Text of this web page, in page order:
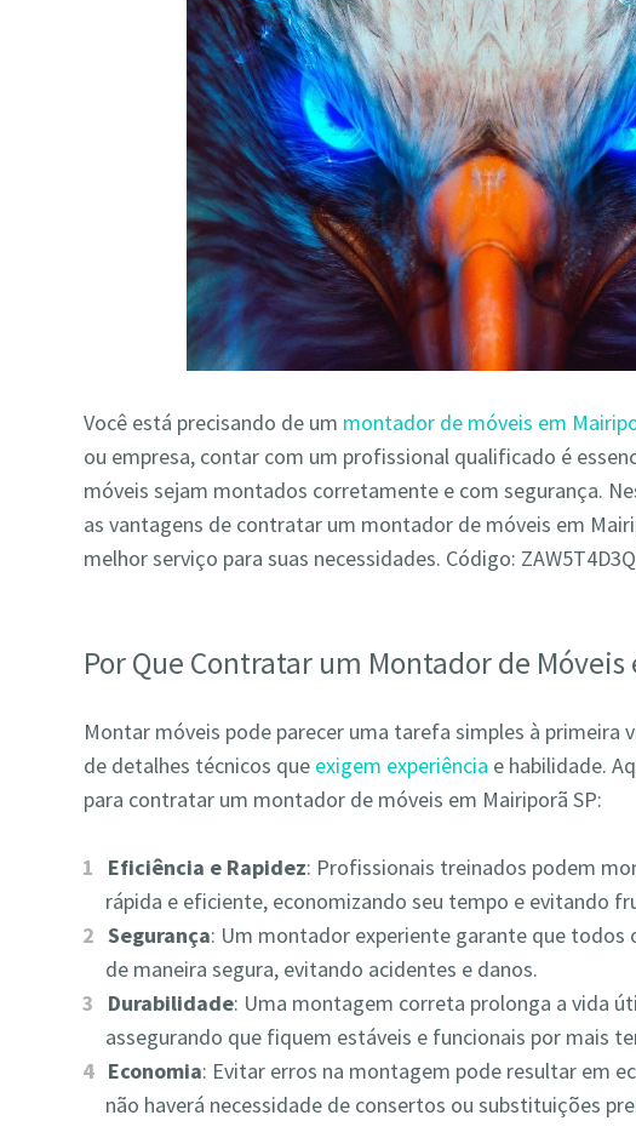
Você está precisando de um montador de móveis em
ou empresa, contar com um profissional qualificado é
móveis sejam montados corretamente e com segurança.
as vantagens de contratar um montador de móveis em
melhor serviço para suas necessidades. Código:
Por Que Contratar um Montador de Móveis
Montar móveis pode parecer uma tarefa simples à primeira
de detalhes técnicos que exigem experiência e habilidade.
para contratar um montador de móveis em Mairiporã SP:
Eficiência e Rapidez: Profissionais treinados podem
rápida e eficiente, economizando seu tempo e evitando
Segurança: Um montador experiente garante que todos
de maneira segura, evitando acidentes e danos.
Durabilidade: Uma montagem correta prolonga a vida
assegurando que fiquem estáveis e funcionais por mais
Economia: Evitar erros na montagem pode resultar em
não haverá necessidade de consertos ou substituições